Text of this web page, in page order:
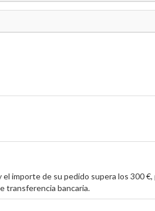
importe de su pedido supera los 300
transferencia bancaria.